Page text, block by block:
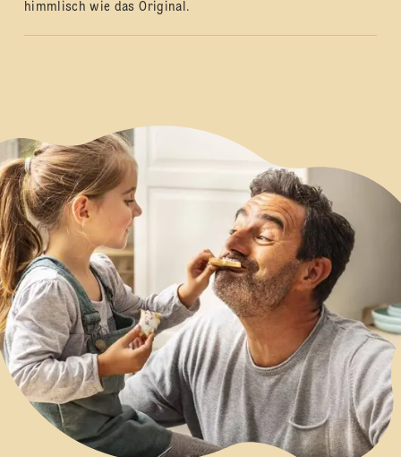
himmlisch wie das Original.